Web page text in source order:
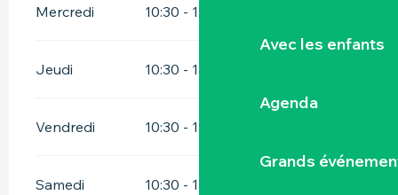
Avec les enfants
Agenda
Grands
Mercredi 10:30 - 13:00
Jeudi 10:30 - 13:00
Vendredi 10:30 - 13:00
Samedi 10:30 - 13:00